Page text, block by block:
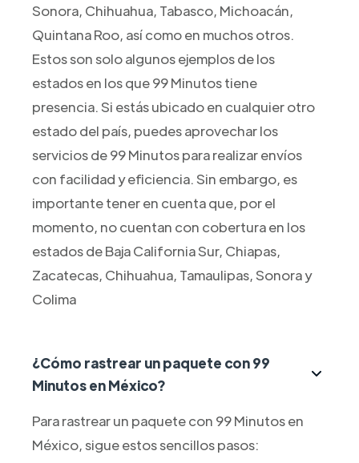
Sonora, Chihuahua, Tabasco, Michoacán,
Quintana Roo, así como en muchos otros.
Estos son solo algunos ejemplos de los
estados en los que 99 Minutos tiene
presencia. Si estás ubicado en cualquier otro
estado del país, puedes aprovechar los
servicios de 99 Minutos para realizar envíos
con facilidad y eficiencia. Sin embargo, es
importante tener en cuenta que, por el
momento, no cuentan con cobertura en los
estados de Baja California Sur, Chiapas,
Zacatecas, Chihuahua, Tamaulipas, Sonora y
Colima
¿Cómo rastrear un paquete con 99
Minutos en México?
Para rastrear un paquete con 99 Minutos en
México, sigue estos sencillos pasos: